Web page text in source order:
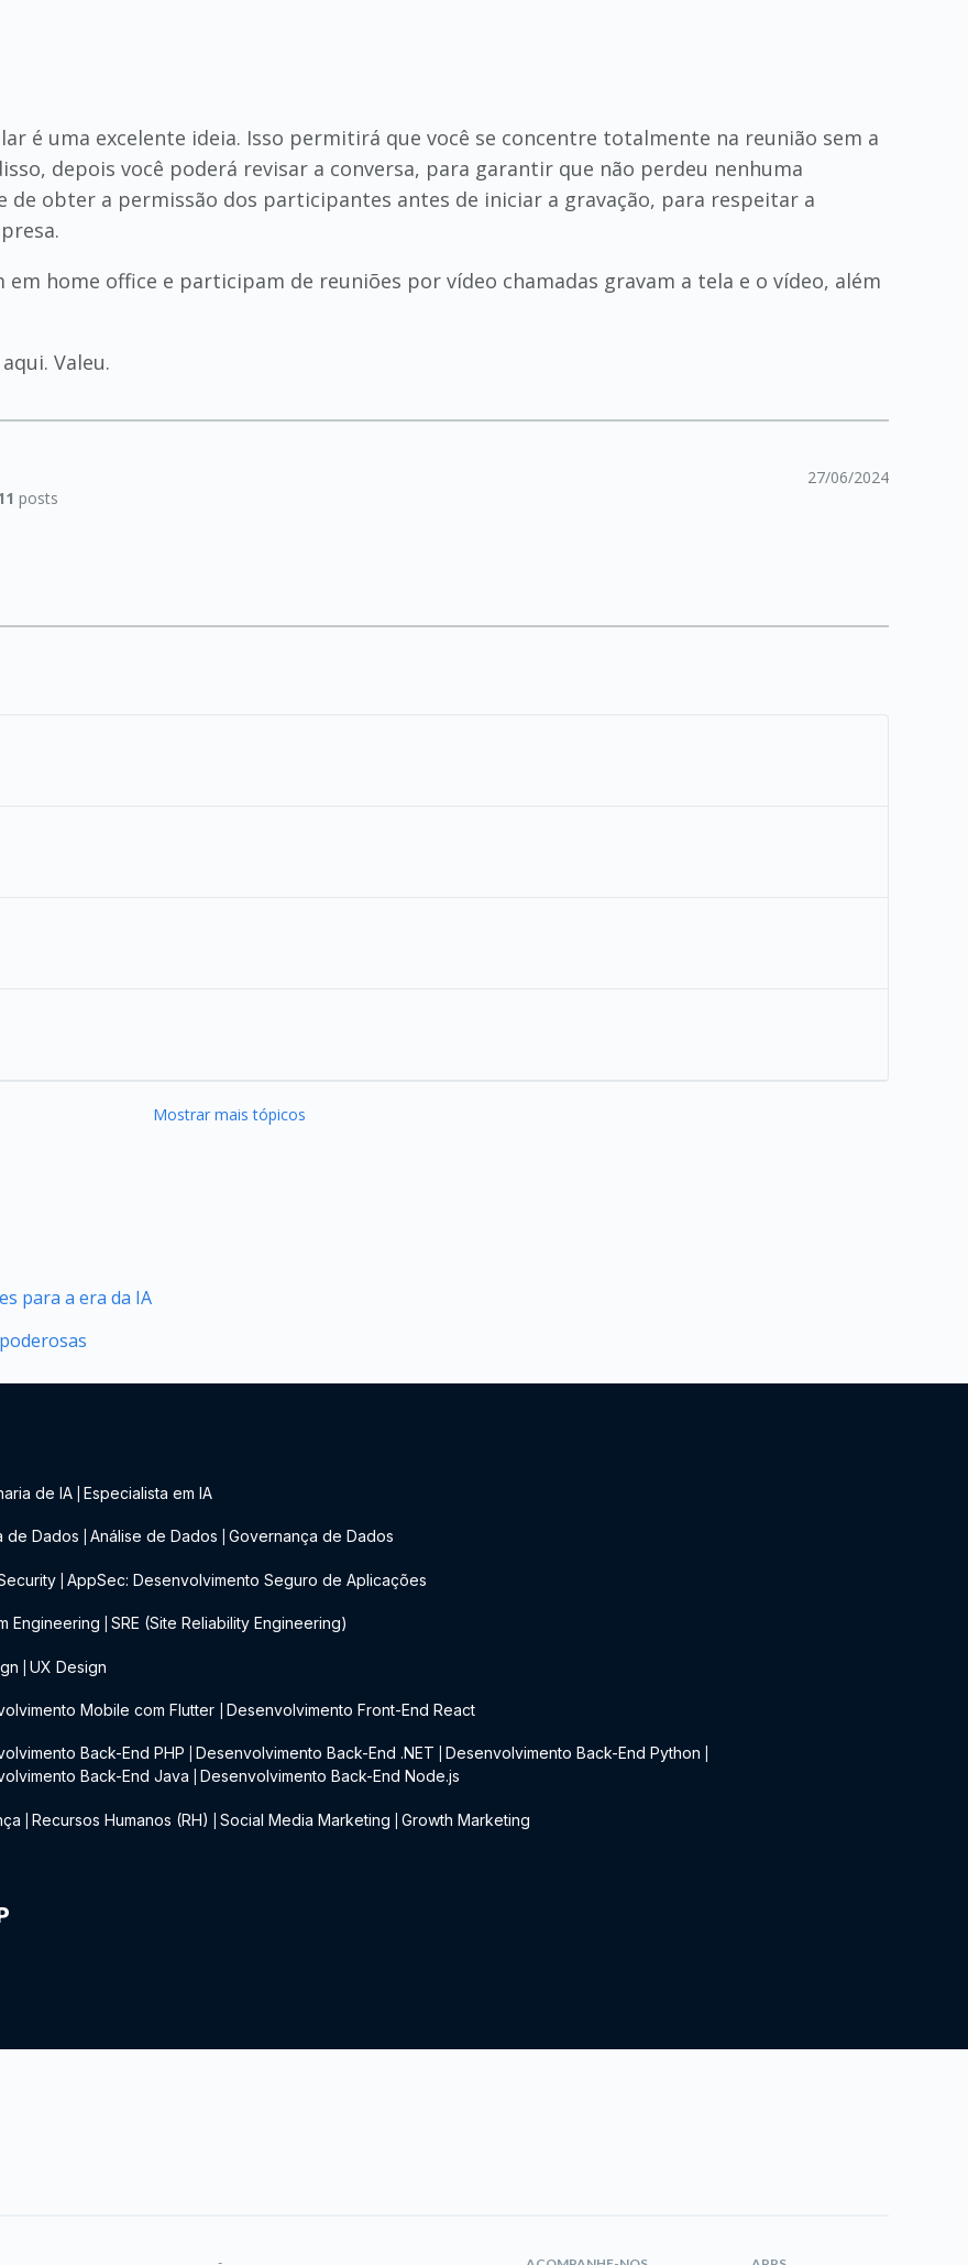
é uma excelente ideia. Isso permitirá que você se concentre totalmente na reunião sem a
depois você poderá revisar a conversa, para garantir que não perdeu nenhuma
obter a permissão dos participantes antes de iniciar a gravação, para respeitar a
home office e participam de reuniões por vídeo chamadas gravam a tela e o vídeo, além
Valeu.
posts
27/06/2024
Mostrar mais tópicos
para a era da IA
de IA Especialista em IA
de Dados Análise de Dados Governança de Dados
AppSec: Desenvolvimento Seguro de Aplicações
Engineering SRE (Site Reliability Engineering)
UX Design
Mobile com Flutter Desenvolvimento Front-End React
Back-End PHP Desenvolvimento Back-End .NET Desenvolvimento Back-End Python
Back-End Java Desenvolvimento Back-End Node.js
Recursos Humanos (RH) Social Media Marketing Growth Marketing